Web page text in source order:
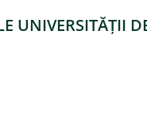
UNIVERSITĂȚII